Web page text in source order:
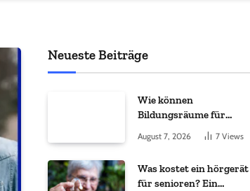
Neueste Beiträge
Wie können
Bildungsräume für
Flüchtlingskinder schnell
geschaffen werden?
August 7, 2026 7 Views
Was kostet ein hörgerät
für senioren? Ein